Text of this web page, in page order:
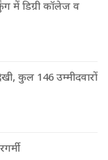
में डिग्री कॉलेज व
कुल 146 उम्‍मीदवारों